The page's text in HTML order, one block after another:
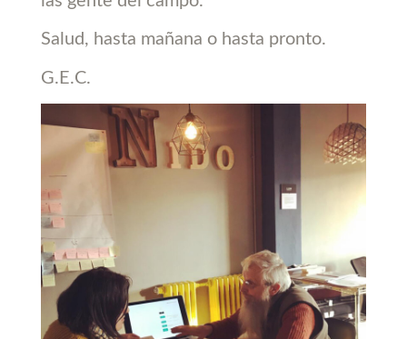
Salud, hasta mañana o hasta pronto.
G.E.C.